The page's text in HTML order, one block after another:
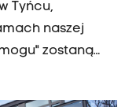
Tyńcu,
naszej
zostaną